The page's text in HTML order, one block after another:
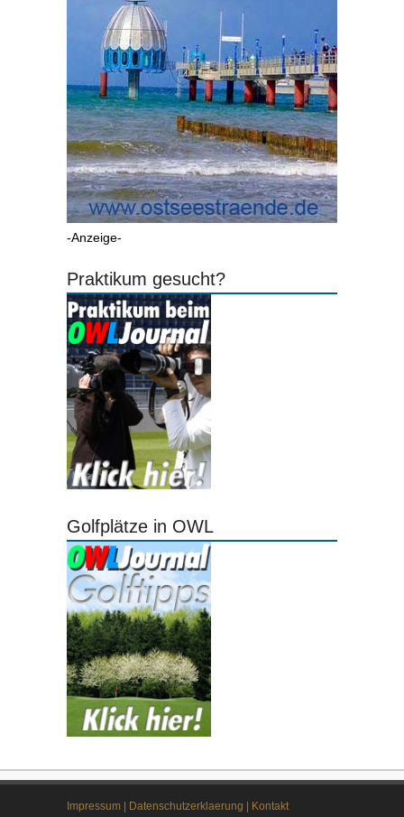
-Anzeige-
Praktikum gesucht?
Golfplätze in OWL
Impressum Datenschutzerklaerung
Kontakt